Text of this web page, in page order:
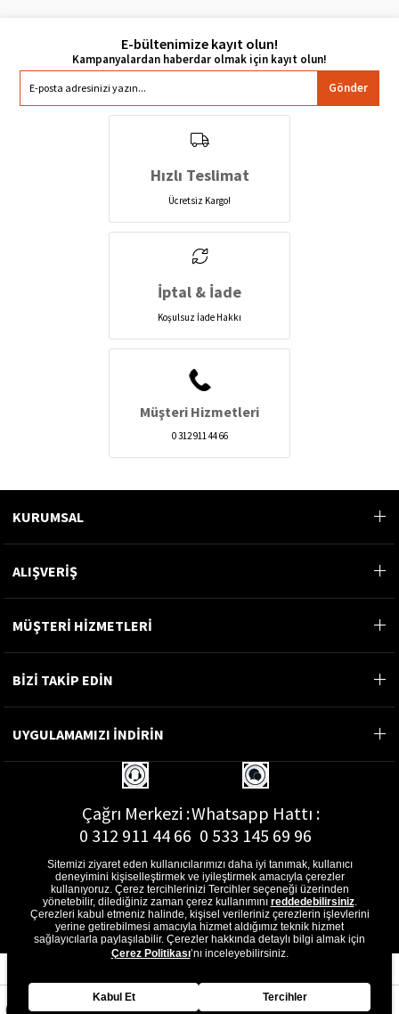
E-bültenimize kayıt olun!
Gönder
Hızlı Teslimat
Ücretsiz Kargo!
İptal & İade
Koşulsuz İade Hakkı
Müşteri Hizmetleri
0 312 911 44 66
KURUMSAL
ALIŞVERİŞ
MÜŞTERİ HİZMETLERİ
BİZİ TAKİP EDİN
UYGULAMAMIZI İNDİRİN
Çağrı Merkezi :
0 312 911 44 66
Whatsapp Hattı :
0 533 145 69 96
E-Posta Adresi :
musterihizmetleri@gon.com.tr
Sitemizi ziyaret eden kullanıcılarımızı daha iyi tanımak, kullanıcı
deneyimini kişiselleştirmek ve iyileştirmek amacıyla çerezler
kullanıyoruz. Çerez tercihlerinizi Tercihler seçeneği üzerinden
yönetebilir, dilediğiniz zaman çerez kullanımını reddedebilirsiniz.
Çerezleri kabul etmeniz halinde, kişisel verileriniz çerezlerin işlevlerini
yerine getirebilmesi amacıyla hizmet aldığımız teknik hizmet
sağlayıcılarla paylaşılabilir. Çerezler hakkında detaylı bilgi almak için
Çerez Politikası’nı inceleyebilirsiniz.
Kabul Et Tercihler